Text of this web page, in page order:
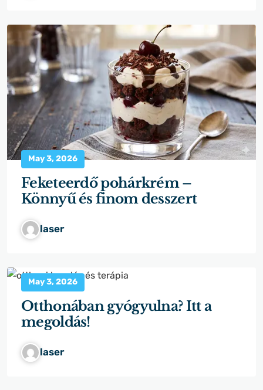
May 3, 2026
Feketeerdő pohárkrém –
Könnyű és finom desszert
laser
May 3, 2026
Otthonában gyógyulna? Itt a
megoldás!
laser